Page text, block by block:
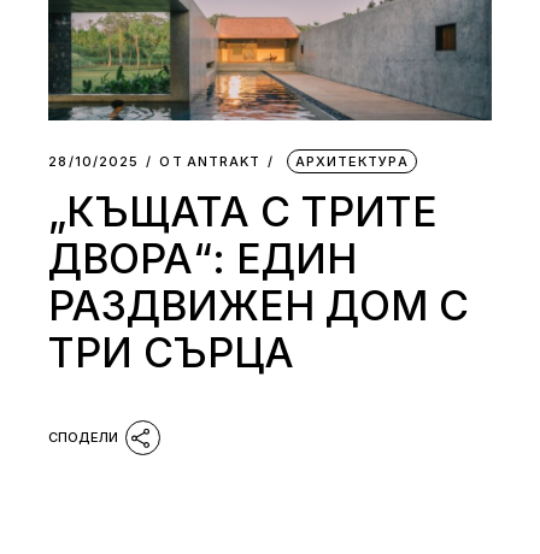
28/10/2025 ОТ АNTRAKT АРХИТЕКТУРА
„КЪЩАТА С ТРИТЕ
ДВОРА“: ЕДИН
РАЗДВИЖЕН ДОМ С
ТРИ СЪРЦА